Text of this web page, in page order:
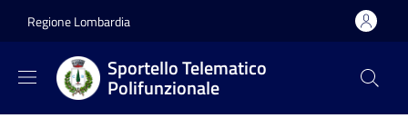
Regione Lombardia
Sportello Telematico
Polifunzionale